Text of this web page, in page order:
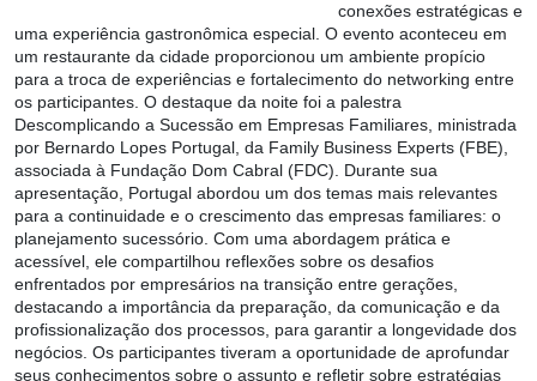
conexões estratégicas e
uma experiência gastronômica especial. O evento aconteceu em
um restaurante da cidade proporcionou um ambiente propício
para a troca de experiências e fortalecimento do networking entre
os participantes. O destaque da noite foi a palestra
Descomplicando a Sucessão em Empresas Familiares, ministrada
por Bernardo Lopes Portugal, da Family Business Experts (FBE),
associada à Fundação Dom Cabral (FDC). Durante sua
apresentação, Portugal abordou um dos temas mais relevantes
para a continuidade e o crescimento das empresas familiares: o
planejamento sucessório. Com uma abordagem prática e
acessível, ele compartilhou reflexões sobre os desafios
enfrentados por empresários na transição entre gerações,
destacando a importância da preparação, da comunicação e da
profissionalização dos processos, para garantir a longevidade dos
negócios. Os participantes tiveram a oportunidade de aprofundar
seus conhecimentos sobre o assunto e refletir sobre estratégias